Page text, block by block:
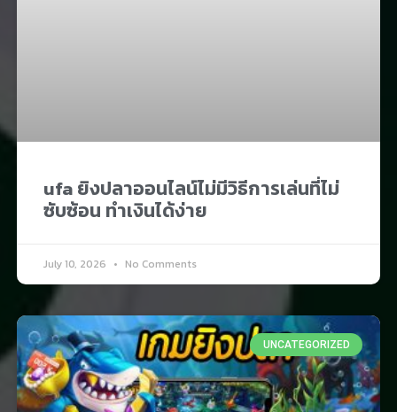
ufa ยิงปลาออนไลน์ไม่มีวิธีการเล่นที่ไม่
ซับซ้อน ทำเงินได้ง่าย
July 10, 2026 No Comments
UNCATEGORIZED